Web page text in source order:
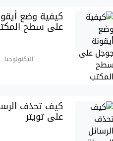
كيفية وضع
على سطح
التكنولوجيا
كيف تحذف
على تويتر